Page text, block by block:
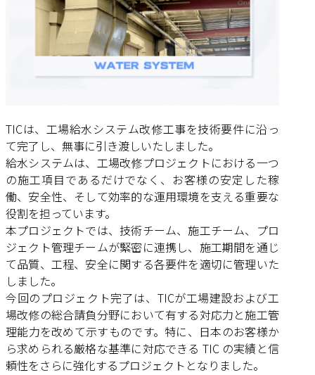
TICは、工場給水システム改修工事を技術要件に沿っ
て完了し、無事に引き渡しいたしました。
給水システムは、工場改修プロジェクトにおける一つ
の施工項目であるだけでなく、お客様の安定した稼
働、安全性、そして効率的な運用環境を支える重要な
役割を担っています。
本プロジェクトでは、技術チーム、施工チーム、プロ
ジェクト管理チームが緊密に連携し、施工期間を通じ
て品質、工程、安全に関する各要件を適切に管理いた
しました。
今回のプロジェクト完了は、TICが工場建設および工
場改修の総合請負分野において有する対応力と施工管
理能力を改めて示すものです。特に、日本のお客様か
ら求められる厳格な基準に対応できる TIC の実績と信
頼性をさらに強化するプロジェクトとなりました。